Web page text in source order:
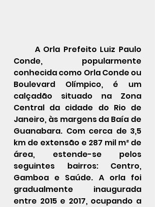
A Orla Prefeito Luiz Paulo
Conde, popularmente
conhecida como Orla Conde ou
calçadão situado na Zona
Central da cidade do Rio de
Janeiro, às margens da Baía de
Guanabara. Com cerca de 3,5
km de extensão e 287 mil m² de
área, estende-se pelos
seguintes bairros: Centro
Gamboa e Saúde. A orla foi
gradualmente inaugurada
entre 2015 e 2017, ocupando a